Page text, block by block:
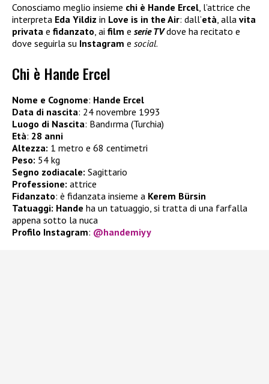
Conosciamo meglio insieme chi è Hande Ercel , l’attrice che
interpreta Eda Yildiz in Love is in the Air: dall’età , alla vita
privata e fidanzato , ai film e serie TVdove ha recitato e
dove seguirla su Instagram e social.
Chi è Hande Ercel
Nome e Cognome: Hande Ercel
Data di nascita: 24 novembre 1993
Luogo di Nascita: Bandırma (Turchia)
Età: 28 anni
Altezza: 1 metro e 68 centimetri
Peso: 54 kg
Segno zodiacale: Sagittario
Professione: attrice
Fidanzato: è fidanzata insieme a Kerem Bürsin
Tatuaggi: Hande ha un tatuaggio, si tratta di una farfalla
appena sotto la nuca
Profilo Instagram: @handemiyy